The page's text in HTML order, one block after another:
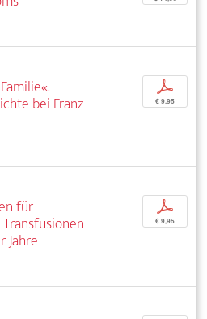
bei Franz
p
€ 9,95
für
Jahre
p
€ 9,95